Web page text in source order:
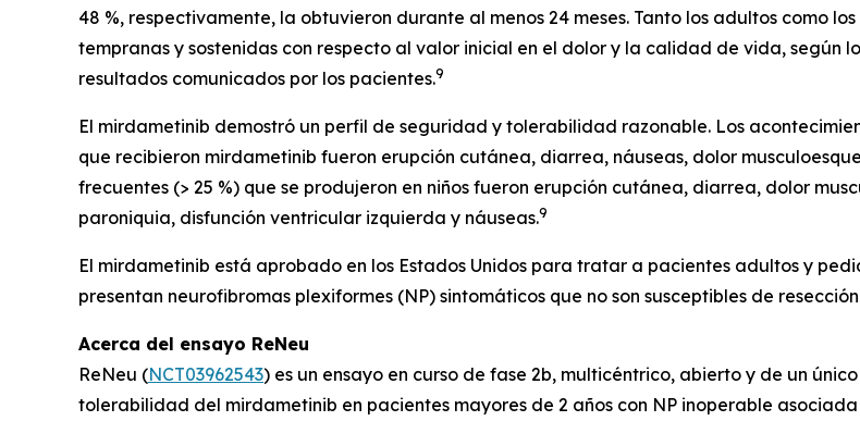
48 %, respectivamente, la obtuvieron durante al menos 24 meses. Tanto los adultos como
tempranas y sostenidas con respecto al valor inicial en el dolor y la calidad de vida,
resultados comunicados por los pacientes.9
El mirdametinib demostró un perfil de seguridad y tolerabilidad razonable. Los
que recibieron mirdametinib fueron erupción cutánea, diarrea, náuseas, dolor
frecuentes (> 25 %) que se produjeron en niños fueron erupción cutánea, diarrea, dolor
paroniquia, disfunción ventricular izquierda y náuseas.9
El mirdametinib está aprobado en los Estados Unidos para tratar a pacientes adultos y
presentan neurofibromas plexiformes (NP) sintomáticos que no son susceptibles de
Acerca del ensayo ReNeu
ReNeu (NCT03962543) es un ensayo en curso de fase 2b, multicéntrico, abierto y de un
tolerabilidad del mirdametinib en pacientes mayores de 2 años con NP inoperable